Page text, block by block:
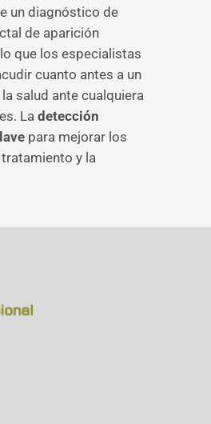
un diagnóstico de
de aparición
que los especialistas
cuanto antes a un
salud ante cualquiera
La detección
para mejorar los
y la